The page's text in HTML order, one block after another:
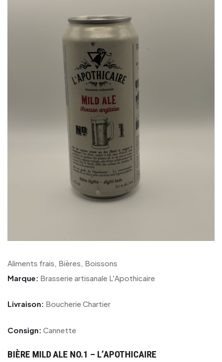
Aliments frais, Bières, Boissons
Marque: Brasserie artisanale L'Apothicaire
Livraison: Boucherie Chartier
Consign: Cannette
BIÈRE MILD ALE NO.1 – L’APOTHICAIRE